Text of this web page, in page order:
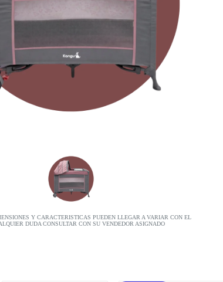
Y CARACTERISTICAS PUEDEN LLEGAR A VARIAR CON EL
DUDA CONSULTAR CON SU VENDEDOR ASIGNADO